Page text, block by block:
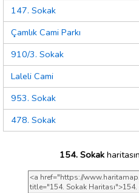
147. Sokak
Çamlık Cami Parkı
910/3. Sokak
Laleli Cami
953. Sokak
478. Sokak
154. Sokak